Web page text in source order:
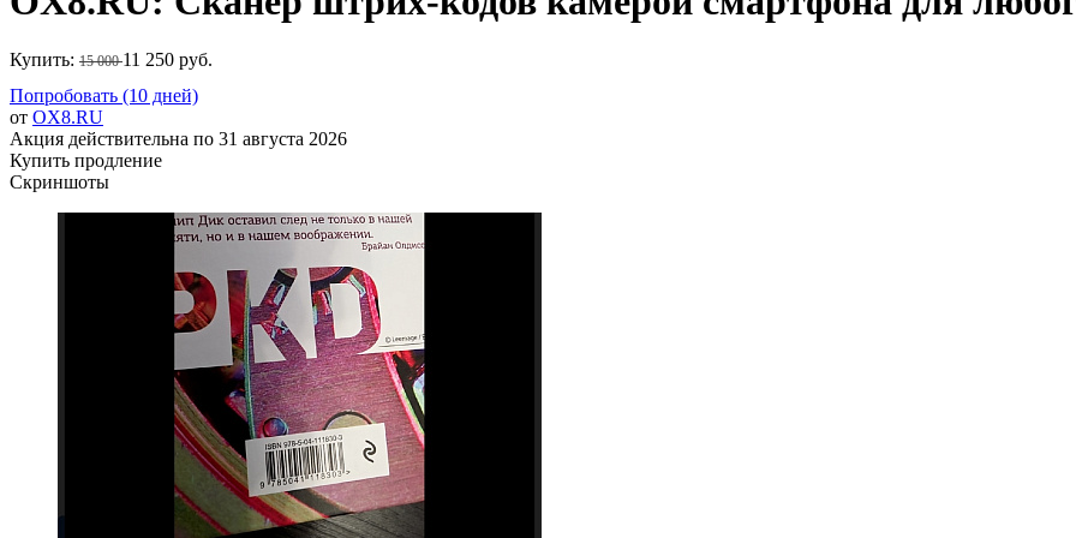
Купить: 15 00011 250 руб.
Попробовать (10 дней)
от OX8.RU
Акция действительна по 31 августа 2026
Купить продление
Скриншоты